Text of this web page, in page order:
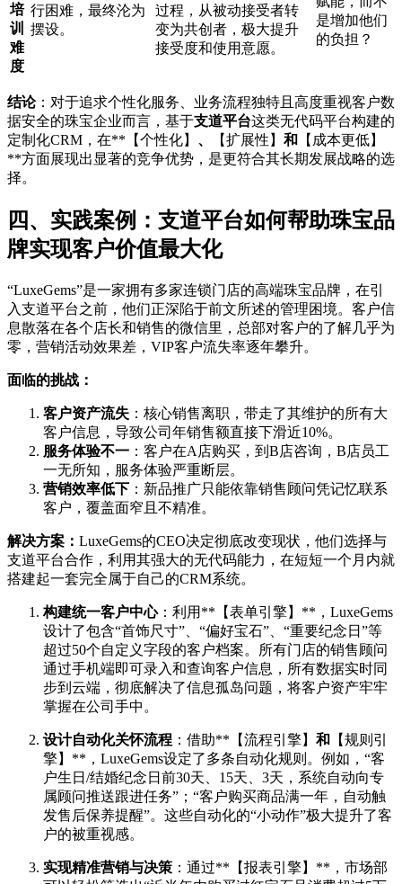
培
训
难
度
行困难，最终沦为
摆设。
过程，从被动接受者转
变为共创者，极大提升
接受度和使用意愿。
是增加他们
的负担？
结论：对于追求个性化服务、业务流程独特且高度重视客户数
据安全的珠宝企业而言，基于支道平台这类无代码平台构建的
定制化CRM，在**【个性化】 、 【扩展性】 和
【成本更低】
**方面展现出显著的竞争优势，是更符合其长期发展战略的选
择。
四、实践案例：支道平台如何帮助珠宝品
牌实现客户价值最大化
“LuxeGems”是一家拥有多家连锁门店的高端珠宝品牌，在引
入支道平台之前，他们正深陷于前文所述的管理困境。客户信
息散落在各个店长和销售的微信里，总部对客户的了解几乎为
零，营销活动效果差，VIP客户流失率逐年攀升。
面临的挑战：
客户资产流失 ：核心销售离职，带走了其维护的所有大
客户信息，导致公司年销售额直接下滑近10%。
服务体验不一 ：客户在A店购买，到B店咨询，B店员工
一无所知，服务体验严重断层。
营销效率低下 ：新品推广只能依靠销售顾问凭记忆联系
客户，覆盖面窄且不精准。
解决方案： LuxeGems的CEO决定彻底改变现状，他们选择与
支道平台合作，利用其强大的无代码能力，在短短一个月内就
搭建起一套完全属于自己的CRM系统。
构建统一客户中心：利用**【表单引擎】**，LuxeGems
设计了包含“首饰尺寸”、“偏好宝石”、“重要纪念日”等
超过50个自定义字段的客户档案。所有门店的销售顾问
通过手机端即可录入和查询客户信息，所有数据实时同
步到云端，彻底解决了信息孤岛问题，将客户资产牢牢
掌握在公司手中。
设计自动化关怀流程 ：借助**【流程引擎】 和
【规则引
擎】**，LuxeGems设定了多条自动化规则。例如，“客
户生日/结婚纪念日前30天、15天、3天，系统自动向专
属顾问推送跟进任务”；“客户购买商品满一年，自动触
发售后保养提醒”。这些自动化的“小动作”极大提升了客
户的被重视感。
实现精准营销与决策 ：通过**【报表引擎】**，市场部